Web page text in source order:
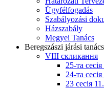
Ügyfélfogadás
Szabályozási
Házszabály
Megyei Tanács
Beregszászi járási
VIII скликання
25-та
24-та
23 сесія